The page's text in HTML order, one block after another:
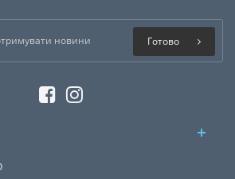
Готово